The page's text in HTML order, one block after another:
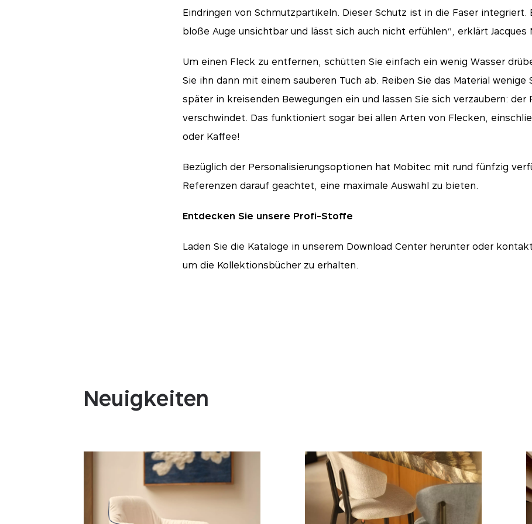
Eindringen von Schmutzpartikeln. Dieser Schutz ist in die Faser integriert.
bloße Auge unsichtbar und lässt sich auch nicht erfühlen“, erklärt Jacques
Um einen Fleck zu entfernen, schütten Sie einfach ein wenig Wasser
Sie ihn dann mit einem sauberen Tuch ab. Reiben Sie das Material wenige
später in kreisenden Bewegungen ein und lassen Sie sich verzaubern: der
verschwindet. Das funktioniert sogar bei allen Arten von Flecken,
oder Kaffee!
Bezüglich der Personalisierungsoptionen hat Mobitec mit rund fünfzig
Referenzen darauf geachtet, eine maximale Auswahl zu bieten.
Entdecken Sie unsere Profi-Stoffe
Laden Sie die Kataloge in unserem Download Center herunter oder
um die Kollektionsbücher zu erhalten.
Neuigkeiten